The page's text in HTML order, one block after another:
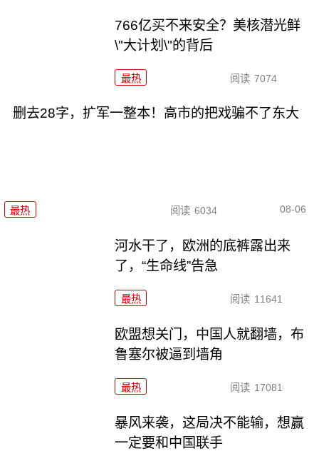
766亿买不来安全？美核潜光鲜
\"大计划\"的背后
最热 阅读 7074
删去28字，扩军一整本！高市的把戏骗不了东大
最热 阅读 6034 08-06
河水干了，欧洲的底裤露出来
了，“生命线”告急
最热 阅读 11641
欧盟想关门，中国人就翻墙，布
鲁塞尔被逼到墙角
最热 阅读 17081
暴风来袭，这局决不能输，想赢
一定要和中国联手